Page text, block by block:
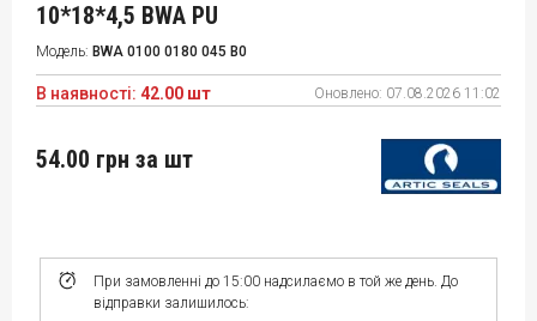
10*18*4,5 BWA PU
Модель: BWA 0100 0180 045 B0
В наявності: 42.00 шт Оновлено: 07.08.2026 11:02
При замовленні до 15:00 надсилаємо в той же день. До
відправки залишилось:
54.00 грн за шт